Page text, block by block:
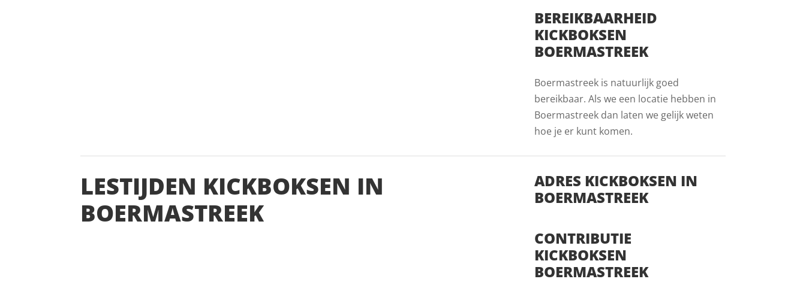
BEREIKBAARHEID
KICKBOKSEN
BOERMASTREEK
Boermastreek is natuurlijk goed
bereikbaar. Als we een locatie hebben in
Boermastreek dan laten we gelijk weten
hoe je er kunt komen.
LESTIJDEN KICKBOKSEN IN
BOERMASTREEK
ADRES KICKBOKSEN IN
BOERMASTREEK
CONTRIBUTIE
KICKBOKSEN
BOERMASTREEK